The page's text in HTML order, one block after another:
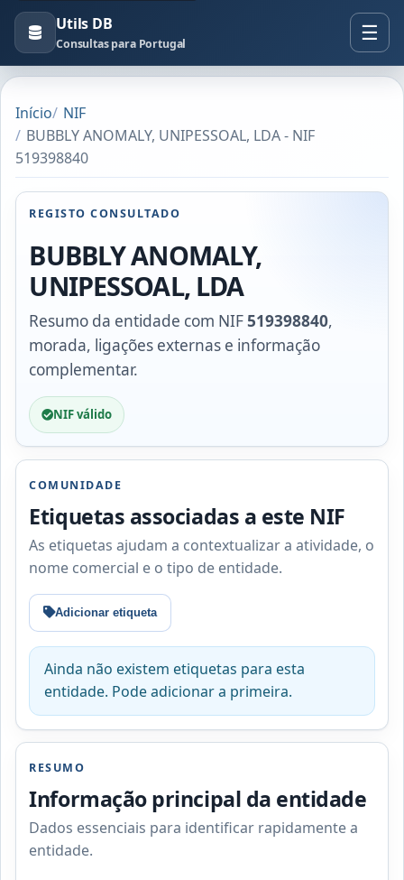
Utils DB
Consultas para Portugal
Início
NIF
BUBBLY ANOMALY, UNIPESSOAL, LDA - NIF
519398840
REGISTO CONSULTADO
BUBBLY ANOMALY,
UNIPESSOAL, LDA
Resumo da entidade com NIF519398840,
morada, ligações externas e informação
complementar.
NIF válido
COMUNIDADE
Etiquetas associadas a este NIF
As etiquetas ajudam a contextualizar a atividade, o
nome comercial e o tipo de entidade.
Adicionar etiqueta
Ainda não existem etiquetas para esta
entidade. Pode adicionar a primeira.
RESUMO
Informação principal da entidade
Dados essenciais para identificar rapidamente a
entidade.